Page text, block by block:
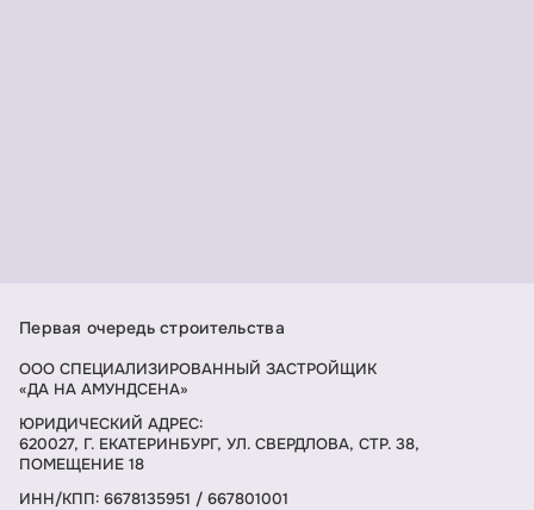
Первая очередь строительства
ООО СПЕЦИАЛИЗИРОВАННЫЙ ЗАСТРОЙЩИК
«ДА НА АМУНДСЕНА»
ЮРИДИЧЕСКИЙ АДРЕС:
620027, Г. ЕКАТЕРИНБУРГ, УЛ. СВЕРДЛОВА, СТР. 38,
ПОМЕЩЕНИЕ 18
ИНН/КПП: 6678135951 / 667801001